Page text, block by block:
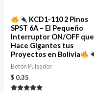
KCD1-110 2 Pinos
SPST 6A – El Pequeño
Interruptor ON/OFF que
Hace Gigantes tus
Proyectos en Bolivia
Botón Pulsador
$ 0.35